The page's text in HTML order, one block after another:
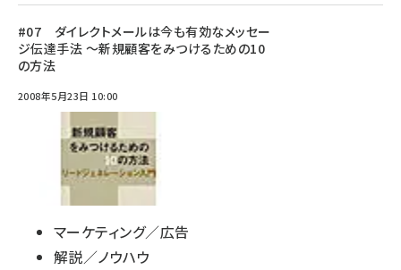
#07 ダイレクトメールは今も有効なメッセー
ジ伝達手法 ～新規顧客をみつけるための10
の方法
2008年5月23日 10:00
マーケティング／広告
解説／ノウハウ